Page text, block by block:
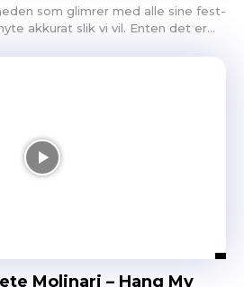
som glimrer med alle sine fest-
akkurat slik vi vil. Enten det er...
Molinari – Hang My